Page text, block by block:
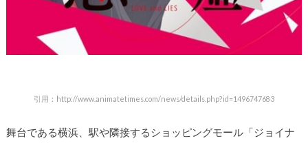
引用：http://www.animatetimes.com/news/details.php?id=1496747683
舞台である横浜、駅や隣接するショッピングモール「ジョイナ